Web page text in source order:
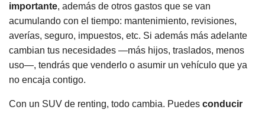
importante, además de otros gastos que se van
acumulando con el tiempo: mantenimiento, revisiones,
averías, seguro, impuestos, etc. Si además más adelante
cambian tus necesidades —más hijos, traslados, menos
uso—, tendrás que venderlo o asumir un vehículo que ya
no encaja contigo.
Con un SUV de renting, todo cambia. Puedes conducir